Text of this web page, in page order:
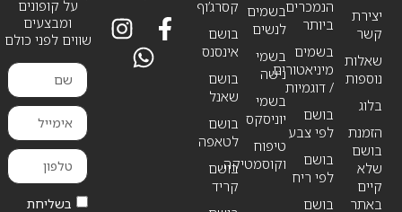
יצירת
קשר
שאלות
נוספות
בלוג
הזמנת
בושם
שלא
קיים
באתר
בשמים
לנשים
בשמי
נישה
בשמי
יוניסקס
טיפוח
וקוסמטיקה
הנמכרים
ביותר
בשמים
מיניאטורים
/ דוגמיות
בושם
לפי צבע
בושם
לפי ריח
בושם
קסרג’וף
בושם
אינסנס
בושם
שאנל
בושם
לטאפה
בושם
קריד
על קופונים
ומבצעים
שווים לפני כולם
בשליחת